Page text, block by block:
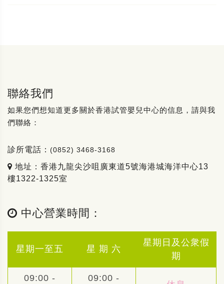
聯絡我們
如果您們想知道更多關於香港試管嬰兒中心的信息，請與我
們聯絡：
診所電話： (0852) 3468-3168
地址：香港九龍尖沙咀廣東道5號海港城海洋中心13
樓1322-1325室
中心營業時間：
星期一至五 星 期 六
星期日及公衆假
期
09:00 - 09:00 -